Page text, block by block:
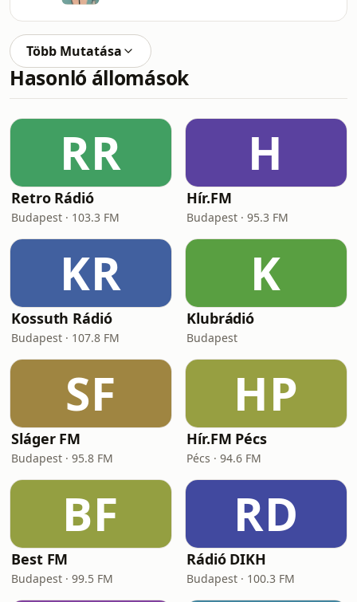
Több Mutatása
Hasonló állomások
RR
Retro Rádió
Budapest · 103.3 FM
H
Hír.FM
Budapest · 95.3 FM
KR
Kossuth Rádió
Budapest · 107.8 FM
K
Klubrádió
Budapest
SF
Sláger FM
Budapest · 95.8 FM
HP
Hír.FM Pécs
Pécs · 94.6 FM
BF
Best FM
Budapest · 99.5 FM
RD
Rádió DIKH
Budapest · 100.3 FM